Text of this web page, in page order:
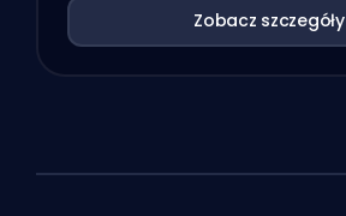
Zobacz szczegóły